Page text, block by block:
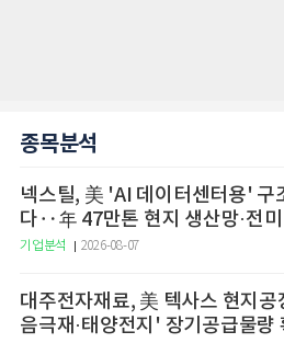
종목분석
넥스틸, 美 'AI 데이터센터용' 구
다‥年 47만톤 현지 생산망·전
기업분석 2026-08-07
대주전자재료, 美 텍사스 현지공
음극재·태양전지' 장기공급물량